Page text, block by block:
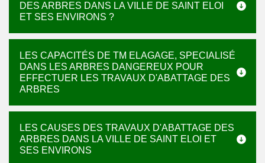
DES ARBRES DANS LA VILLE DE SAINT ELOI
ET SES ENVIRONS ?
LES CAPACITÉS DE TM ELAGAGE, SPECIALISÉ
DANS LES ARBRES DANGEREUX POUR
EFFECTUER LES TRAVAUX D'ABATTAGE DES
ARBRES
LES CAUSES DES TRAVAUX D'ABATTAGE DES
ARBRES DANS LA VILLE DE SAINT ELOI ET
SES ENVIRONS